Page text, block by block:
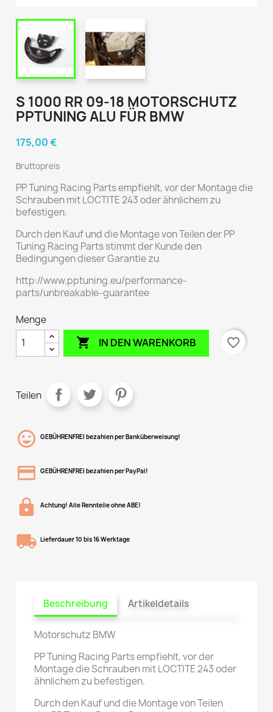
S 1000 RR 09-18 MOTORSCHUTZ
PPTUNING ALU FÜR BMW
175,00 €
Bruttopreis
PP Tuning Racing Parts empfiehlt, vor der Montage die
Schrauben mit LOCTITE 243 oder ähnlichem zu
befestigen.
Durch den Kauf und die Montage von Teilen der PP
Tuning Racing Parts stimmt der Kunde den
Bedingungen dieser Garantie zu
http://www.pptuning.eu/performance-
parts/unbreakable-guarantee
Menge
 IN DEN WARENKORB favorite_border
Teilen
GEBÜHRENFREI bezahlen per Banküberweisung!
GEBÜHRENFREI bezahlen per PayPal!
Achtung! Alle Rennteile ohne ABE!
Lieferdauer 10 bis 16 Werktage
Beschreibung Artikeldetails
Motorschutz BMW
PP Tuning Racing Parts empfiehlt, vor der
Montage die Schrauben mit LOCTITE 243 oder
ähnlichem zu befestigen.
Durch den Kauf und die Montage von Teilen